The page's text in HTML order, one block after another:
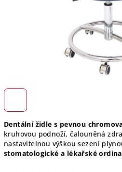
Dentální židle s pevnou
kruhovou podnoží, čalouněná
nastavitelnou výškou sezení
stomatologické a lékařské